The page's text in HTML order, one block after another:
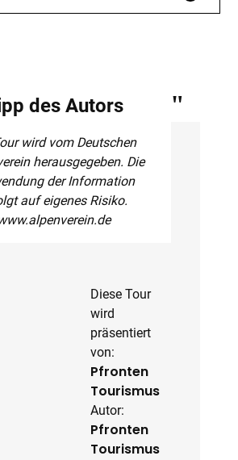
des Autors
wird vom Deutschen
herausgegeben. Die
der Information
auf eigenes Risiko.
Diese Tour
wird
präsentiert
von:
Pfronten
Tourismus
Autor:
Pfronten
Tourismus